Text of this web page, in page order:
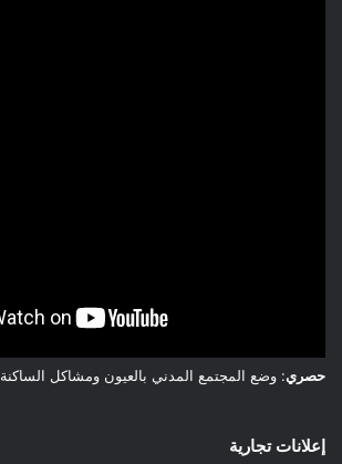
حصري: وضع المجتمع المدني بالعيون ومشاكل الساكنة
إعلانات تجارية